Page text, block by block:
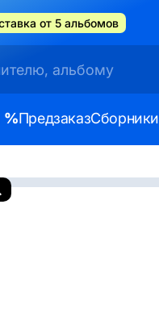
от 5 альбомов
%ПредзаказСборники